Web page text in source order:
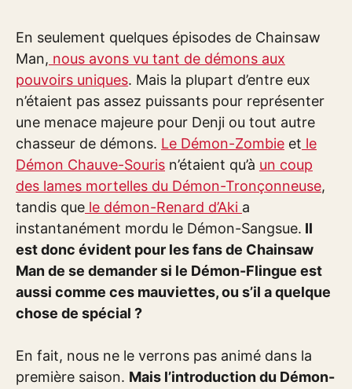
En seulement quelques épisodes de Chainsaw
Man, nous avons vu tant de démons aux
pouvoirs uniques. Mais la plupart d’entre eux
n’étaient pas assez puissants pour représenter
une menace majeure pour Denji ou tout autre
chasseur de démons. Le Démon-Zombie et le
Démon Chauve-Souris n’étaient qu’à un coup
des lames mortelles du Démon-Tronçonneuse,
tandis que le démon-Renard d’Aki a
instantanément mordu le Démon-Sangsue. Il
est donc évident pour les fans de Chainsaw
Man de se demander si le Démon-Flingue est
aussi comme ces mauviettes, ou s’il a quelque
chose de spécial ?
En fait, nous ne le verrons pas animé dans la
première saison. Mais l’introduction du Démon-